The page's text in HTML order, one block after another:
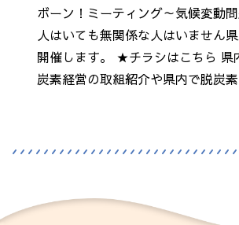
ボーン！ミーティング～気候変動
人はいても無関係な人はいません
開催します。 ★チラシはこちら 県
炭素経営の取組紹介や県内で脱炭